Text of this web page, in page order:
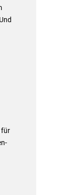
für